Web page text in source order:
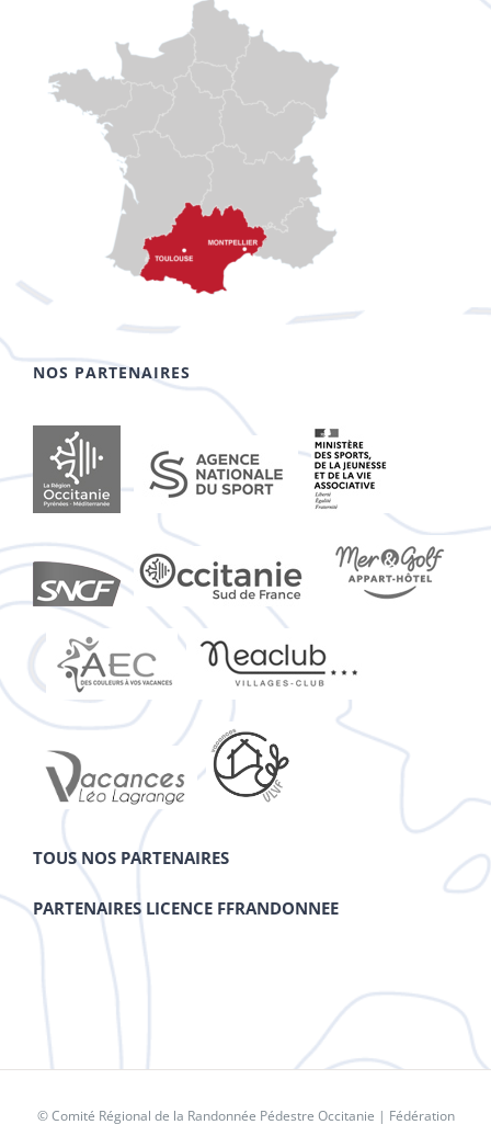
NOS PARTENAIRES
TOUS NOS PARTENAIRES
PARTENAIRES LICENCE FFRANDONNEE
© Comité Régional de la Randonnée Pédestre Occitanie | Fédération